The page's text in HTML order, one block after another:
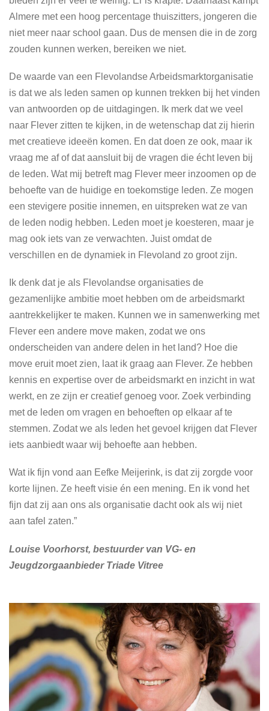
Almere met een hoog percentage thuiszitters, jongeren die
niet meer naar school gaan. Dus de mensen die in de zorg
zouden kunnen werken, bereiken we niet.
De waarde van een Flevolandse Arbeidsmarktorganisatie
is dat we als leden samen op kunnen trekken bij het vinden
van antwoorden op de uitdagingen. Ik merk dat we veel
naar Flever zitten te kijken, in de wetenschap dat zij hierin
met creatieve ideeën komen. En dat doen ze ook, maar ik
vraag me af of dat aansluit bij de vragen die écht leven bij
de leden. Wat mij betreft mag Flever meer inzoomen op de
behoefte van de huidige en toekomstige leden. Ze mogen
een stevigere positie innemen, en uitspreken wat ze van
de leden nodig hebben. Leden moet je koesteren, maar je
mag ook iets van ze verwachten. Juist omdat de
verschillen en de dynamiek in Flevoland zo groot zijn.
Ik denk dat je als Flevolandse organisaties de
gezamenlijke ambitie moet hebben om de arbeidsmarkt
aantrekkelijker te maken. Kunnen we in samenwerking met
Flever een andere move maken, zodat we ons
onderscheiden van andere delen in het land? Hoe die
move eruit moet zien, laat ik graag aan Flever. Ze hebben
kennis en expertise over de arbeidsmarkt en inzicht in wat
werkt, en ze zijn er creatief genoeg voor. Zoek verbinding
met de leden om vragen en behoeften op elkaar af te
stemmen. Zodat we als leden het gevoel krijgen dat Flever
iets aanbiedt waar wij behoefte aan hebben.
Wat ik fijn vond aan Eefke Meijerink, is dat zij zorgde voor
korte lijnen. Ze heeft visie én een mening. En ik vond het
fijn dat zij aan ons als organisatie dacht ook als wij niet
aan tafel zaten.”
Louise Voorhorst, bestuurder van VG- en
Jeugdzorgaanbieder Triade Vitree